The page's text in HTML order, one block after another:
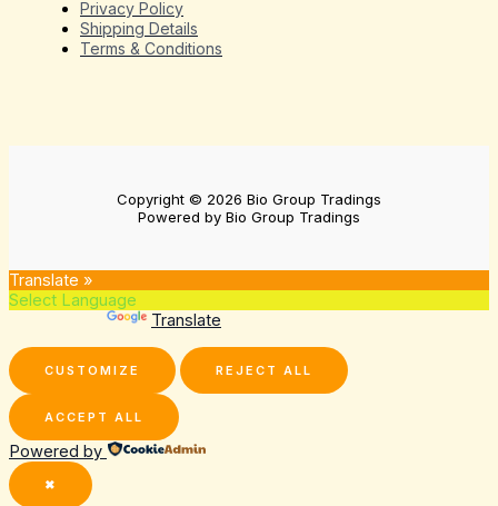
Privacy Policy
Shipping Details
Terms & Conditions
Copyright © 2026 Bio Group Tradings
Powered by Bio Group Tradings
Translate »
Translate
CUSTOMIZE REJECT ALL
ACCEPT ALL
Powered by
✖